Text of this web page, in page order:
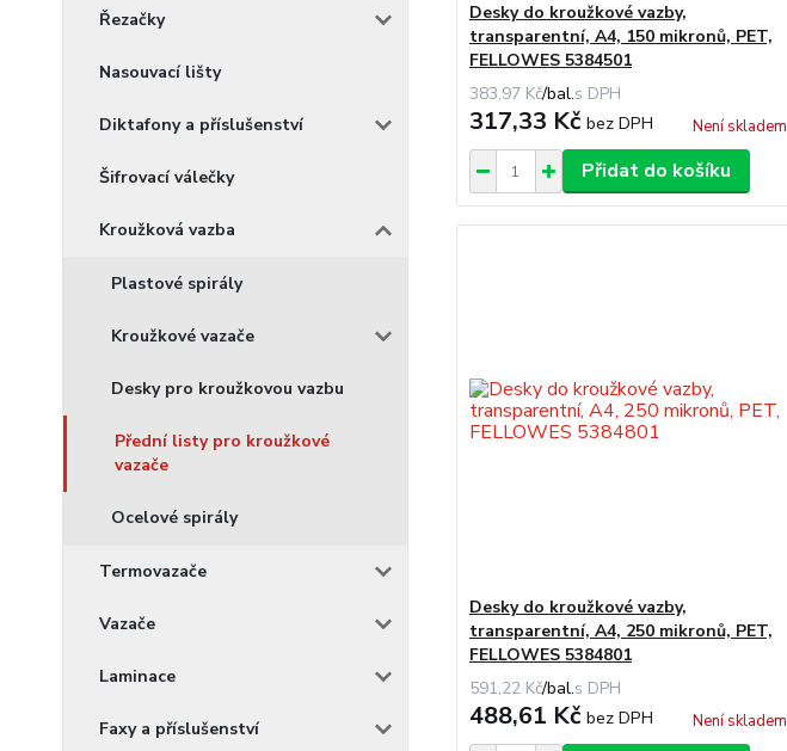
Řezačky
Nasouvací lišty
Diktafony a příslušenství
Šifrovací válečky
Kroužková vazba
Plastové spirály
Kroužkové vazače
Desky pro kroužkovou vazbu
Přední listy pro kroužkové
vazače
Ocelové spirály
Termovazače
Vazače
Laminace
Faxy a příslušenství
Desky do kroužkové vazby,
transparentní, A4, 150 mikronů, PET,
FELLOWES 5384501
383,97 Kč/bal.
317,33 Kč bez DPH Není skladem
Přidat do košíku
Desky do kroužkové vazby,
transparentní, A4, 250 mikronů, PET,
FELLOWES 5384801
591,22 Kč/bal.
488,61 Kč bez DPH Není skladem